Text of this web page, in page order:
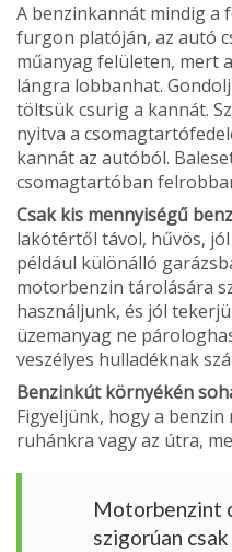
A benzinkannát mindig a
furgon platóján, az autó
műanyag felületen, mert
lángra lobbanhat.
töltsük csurig a kannát.
nyitva a
kannát az autóból.
csomagtartóban
Csak kis mennyiségű
lakótértől távol, hűvös,
például különálló
motorbenzin tárolására
használjunk, és jól
üzemanyag ne
veszélyes hulladéknak
Benzinkút környékén
Figyeljünk, hogy a
ruhánkra vagy az útra,
Motorbenzint
szigorúan